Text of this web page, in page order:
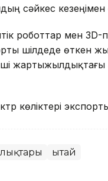
сәйкес кезеңімен
роботтар мен
шілдеде өткен
көліктері
Қытай